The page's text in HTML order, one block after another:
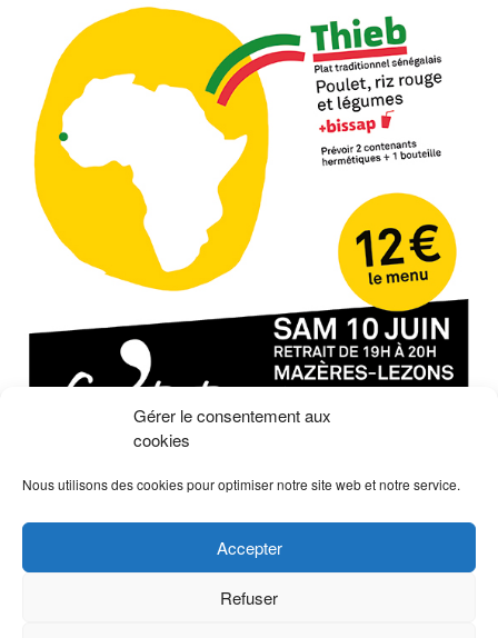
Gérer le consentement aux
cookies
Nous utilisons des cookies pour optimiser notre site web et notre service.
Accepter
Refuser
Non classé
Marquéautofinancement,capdetout,Centre Social,
Centre social Cap' de Tout,Jeunesse